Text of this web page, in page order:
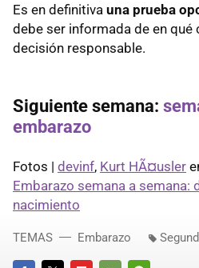
Es en definitiva una prueba
debe ser informada de en
decisión responsable.
Siguiente semana:
embarazo
Fotos | devinf, Kurt HÃ¤usler
Embarazo semana a semana:
nacimiento
TEMAS Embarazo